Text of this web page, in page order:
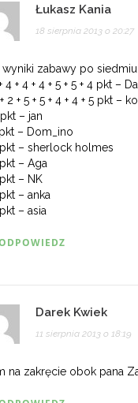
Łukasz Kania
18 sierpnia 2013 o 20:27
wyniki zabawy po
4 + 4 + 4 + 5 + 5 + 4 pkt –
2 + 5 + 5 + 4 + 4 + 5 pkt –
– jan
– Dom_ino
– sherlock holmes
– Aga
– NK
– anka
– asia
Darek Kwiek
11 sierpnia 2013 o 18:19
na zakręcie obok pana